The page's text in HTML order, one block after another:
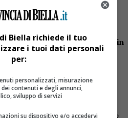
per skipass
under 14
iscrizioni online a “Piemonte in
dall’assessorato allo Sport e
Regione Piemonte, in
Associazione regionale
esercenti trasporto a fune in
agli under 14 di sciare
sciistica 2019/2020, un
Biella richiede il tuo
i tuoi dati personali
per:
personalizzati, misurazione
contenuti e degli annunci,
sviluppo di servizi
su dispositivo e/o accedervi